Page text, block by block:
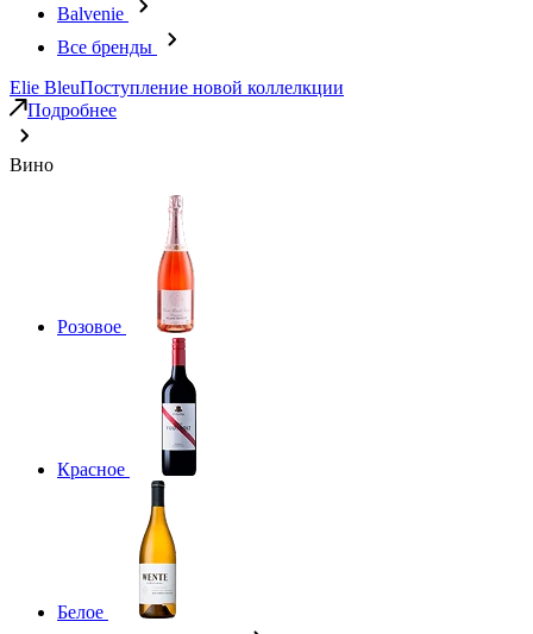
Balvenie
Все бренды
Elie BleuПоступление новой коллелкции
Подробнее
Вино
Розовое
Красное
Белое